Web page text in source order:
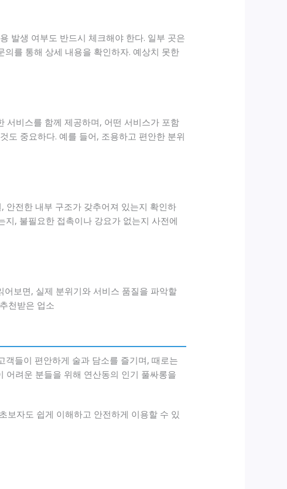
발생 여부도 반드시 체크해야 한다. 일부 곳은
를 통해 상세 내용을 확인하자. 예상치 못한
서비스를 함께 제공하며, 어떤 서비스가 포함
도 중요하다. 예를 들어, 조용하고 편안한 분위
안전한 내부 구조가 갖추어져 있는지 확인하
, 불필요한 접촉이나 강요가 없는지 사전에
보면, 실제 분위기와 서비스 품질을 파악할
천받은 업소
들이 편안하게 술과 담소를 즐기며, 때로는
어려운 분들을 위해 연산동의 인기 풀싸롱을
보자도 쉽게 이해하고 안전하게 이용할 수 있